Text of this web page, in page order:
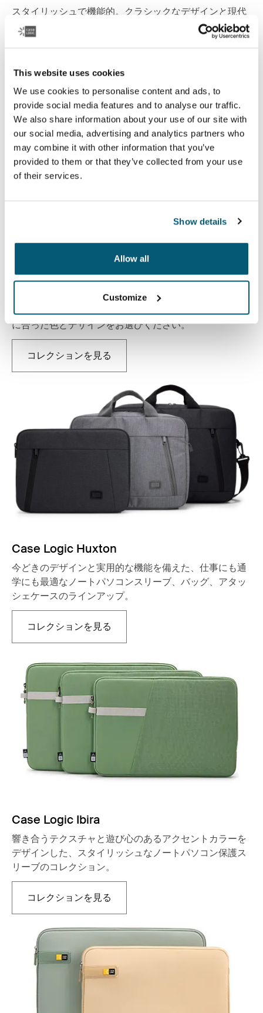
This website uses cookies
We use cookies to personalise content and ads, to
provide social media features and to analyse our traffic.
We also share information about your use of our site with
our social media, advertising and analytics partners who
may combine it with other information that you’ve
provided to them or that they’ve collected from your use
of their services.
Show details
Allow all
Customize
スタイリッシュで機能的。クラシックなデザインと現代
的なディテールを組み合わせた多彩なパソコンバッグ、
カメラバッグのコレクション。
コレクションを見る新しいタブで開きます
Case Logic Campusコレクションには、学生向けのスタ
イリッシュで機能的なノートパソコンバックパックが揃
っています。幅広いバリエーションから、あなたの個性
に合った色とデザインをお選びください。
コレクションを見る新しいタブで開きます
Case Logic Huxton
今どきのデザインと実用的な機能を備えた、仕事にも通
学にも最適なノートパソコンスリーブ、バッグ、アタッ
シェケースのラインアップ。
コレクションを見る新しいタブで開きます
Case Logic Ibira
響き合うテクスチャと遊び心のあるアクセントカラーを
デザインした、スタイリッシュなノートパソコン保護ス
リーブのコレクション。
コレクションを見る新しいタブで開きます